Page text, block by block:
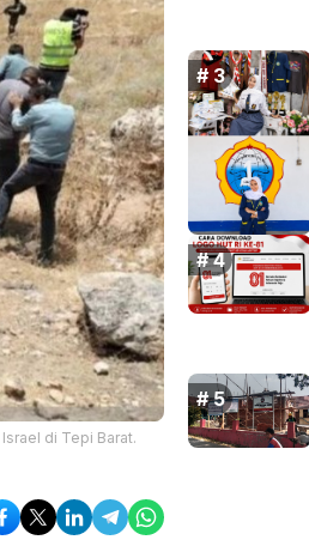
di Tepi Barat.